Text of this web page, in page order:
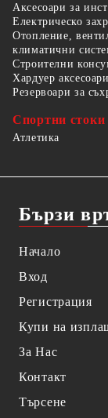
Аксесоари за
Електрическо
Отопление,
климатични
Строителни
Хардуер аксесоари
Резервоари за
Спортни стоки
Атлетика
Бързи
Начало
Вход
Регистрация
Купи на
За Нас
Контакт
Търсене